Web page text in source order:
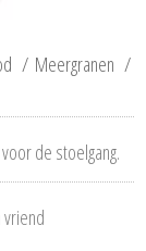
/ Meergranen /
de stoelgang.